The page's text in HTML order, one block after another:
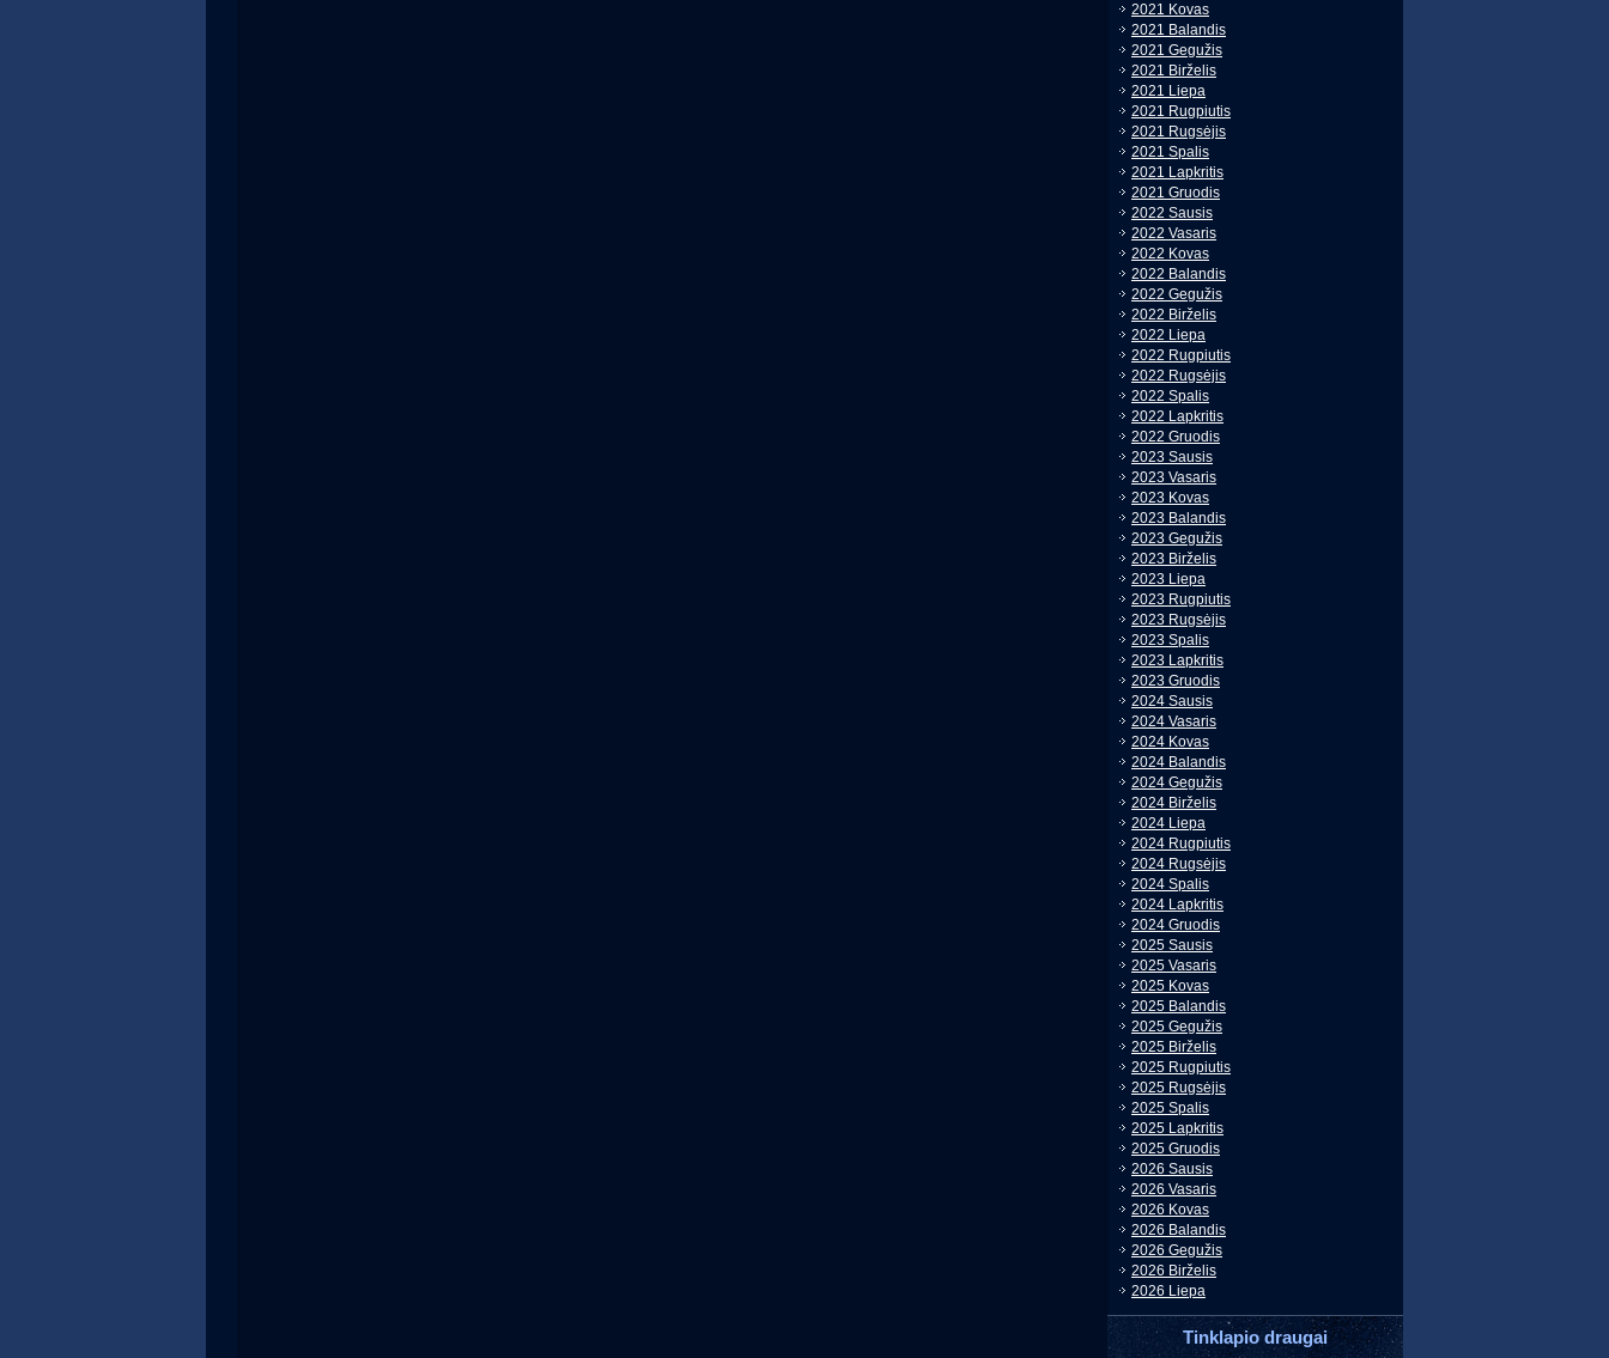
2021 Kovas
2021 Balandis
2021 Gegužis
2021 Birželis
2021 Liepa
2021 Rugpiutis
2021 Rugsėjis
2021 Spalis
2021 Lapkritis
2021 Gruodis
2022 Sausis
2022 Vasaris
2022 Kovas
2022 Balandis
2022 Gegužis
2022 Birželis
2022 Liepa
2022 Rugpiutis
2022 Rugsėjis
2022 Spalis
2022 Lapkritis
2022 Gruodis
2023 Sausis
2023 Vasaris
2023 Kovas
2023 Balandis
2023 Gegužis
2023 Birželis
2023 Liepa
2023 Rugpiutis
2023 Rugsėjis
2023 Spalis
2023 Lapkritis
2023 Gruodis
2024 Sausis
2024 Vasaris
2024 Kovas
2024 Balandis
2024 Gegužis
2024 Birželis
2024 Liepa
2024 Rugpiutis
2024 Rugsėjis
2024 Spalis
2024 Lapkritis
2024 Gruodis
2025 Sausis
2025 Vasaris
2025 Kovas
2025 Balandis
2025 Gegužis
2025 Birželis
2025 Rugpiutis
2025 Rugsėjis
2025 Spalis
2025 Lapkritis
2025 Gruodis
2026 Sausis
2026 Vasaris
2026 Kovas
2026 Balandis
2026 Gegužis
2026 Birželis
2026 Liepa
Tinklapio draugai